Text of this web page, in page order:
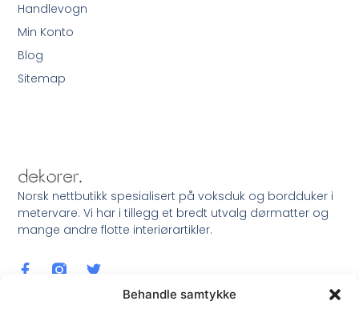
Behandle samtykke
Norsk nettbutikk spesialisert på voksduk og bordduker i
metervare. Vi har i tillegg et bredt utvalg dørmatter og
mange andre flotte interiørartikler.
Handlevogn
Min Konto
Blog
Sitemap